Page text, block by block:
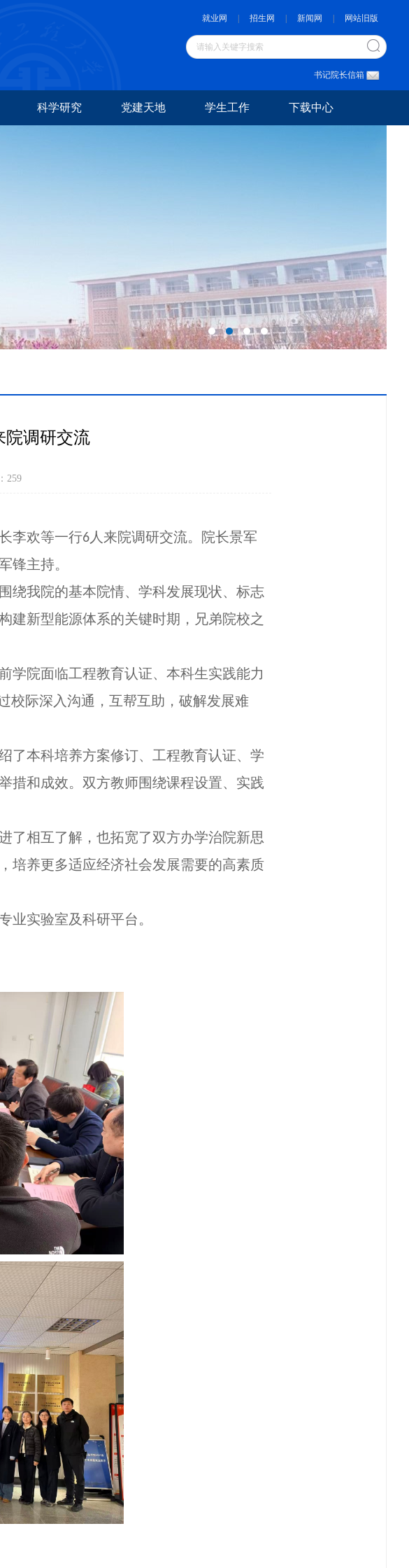
就业网 招生网 新闻网 网站旧版
书记院长信箱
科学研究 党建天地 学生工作 下载中心
院调研交流
259
李欢等一行6 人 来院调研交流。院长景军
锋主持。
绕我院的基本院情、学科发展现状、标志
建新型能源体系的关键时期，兄弟院校之
学院面临工程教育认证、本科生实践能力
校际深入沟通，互帮互助，破解发展难
了本科培养方案修订、工程教育认证、学
措和成效。双方教师围绕课程设置、实践
了相互了解，也拓宽了双方办学治院新思
培养更多适应经济社会发展需要的高素质
业实验室及科研平台。